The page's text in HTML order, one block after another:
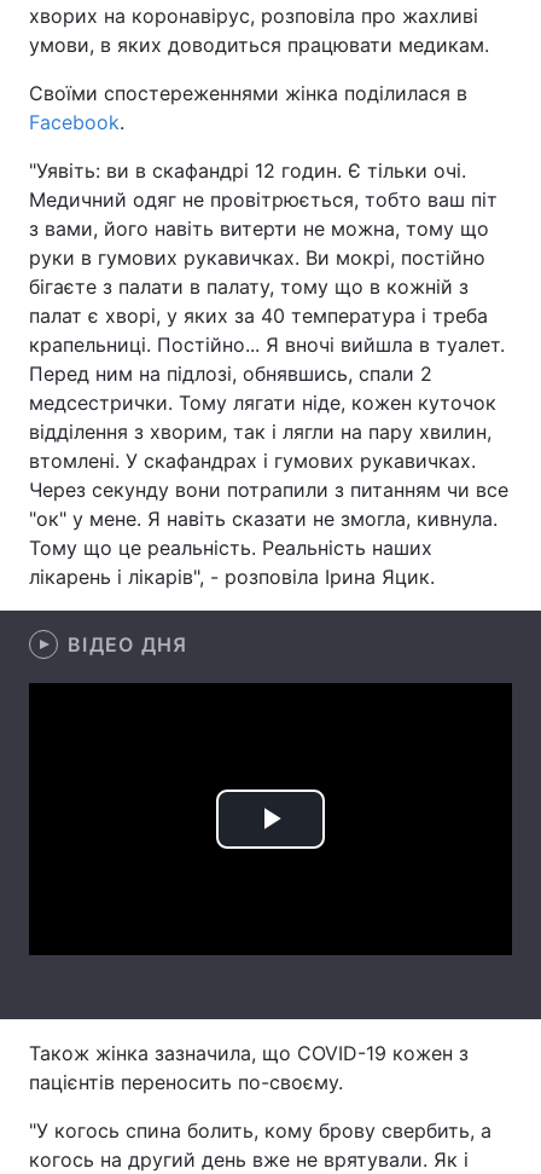
Спорт
Техно і зв'язок Лайт
Здоров'я Туризм
Цікавинки
Екологія Регіони
Лонгріди
Відео з Youtube Статті
Думки
Архів Вакансії
Контакти
Послуги
хворих на коронавірус, розповіла про жахливі
умови, в яких доводиться працювати медикам.
Своїми спостереженнями жінка поділилася в
Facebook.
"Уявіть: ви в скафандрі 12 годин. Є тільки очі.
Медичний одяг не провітрюється, тобто ваш піт
з вами, його навіть витерти не можна, тому що
руки в гумових рукавичках. Ви мокрі, постійно
бігаєте з палати в палату, тому що в кожній з
палат є хворі, у яких за 40 температура і треба
крапельниці. Постійно... Я вночі вийшла в туалет.
Перед ним на підлозі, обнявшись, спали 2
медсестрички. Тому лягати ніде, кожен куточок
відділення з хворим, так і лягли на пару хвилин,
втомлені. У скафандрах і гумових рукавичках.
Через секунду вони потрапили з питанням чи все
"ок" у мене. Я навіть сказати не змогла, кивнула.
Тому що це реальність. Реальність наших
лікарень і лікарів", - розповіла Ірина Яцик.
ВІДЕО ДНЯ
Play
Також жінка зазначила, що COVID-19 кожен з
пацієнтів переносить по-своєму.
"У когось спина болить, кому брову свербить, а
когось на другий день вже не врятували. Як і